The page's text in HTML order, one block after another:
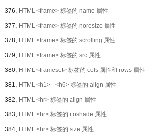
376、HTML <frame> 标签的 name 属性
377、HTML <frame> 标签的 noresize 属性
378、HTML <frame> 标签的 scrolling 属性
379、HTML <frame> 标签的 src 属性
380、HTML <frameset> 标签的 cols 属性和 rows 属性
381、HTML <h1> - <h6> 标签的 align 属性
382、HTML <hr> 标签的 align 属性
383、HTML <hr> 标签的 noshade 属性
384、HTML <hr> 标签的 size 属性